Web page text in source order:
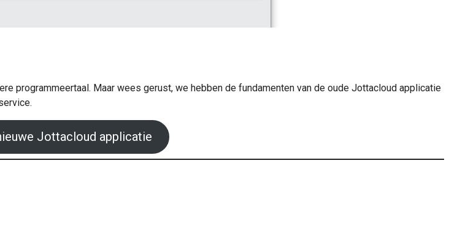
programmeertaal. Maar wees gerust, we hebben de fundamenten van de oude Jottacloud applicatie
Jottacloud applicatie